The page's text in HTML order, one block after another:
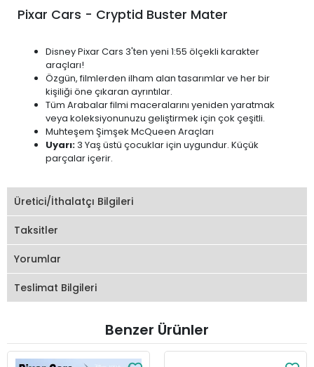
Pixar Cars - Cryptid Buster Mater
Disney Pixar Cars 3'ten yeni 1:55 ölçekli karakter
araçları!
Özgün, filmlerden ilham alan tasarımlar ve her bir
kişiliği öne çıkaran ayrıntılar.
Tüm Arabalar filmi maceralarını yeniden yaratmak
veya koleksiyonunuzu geliştirmek için çok çeşitli.
Muhteşem Şimşek McQueen Araçları
Uyarı:3 Yaş üstü çocuklar için uygundur. Küçük
parçalar içerir.
Üretici/İthalatçı Bilgileri
Taksitler
Yorumlar
Teslimat Bilgileri
Benzer Ürünler